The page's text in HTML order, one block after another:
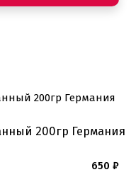
200гр Германия
650 ₽